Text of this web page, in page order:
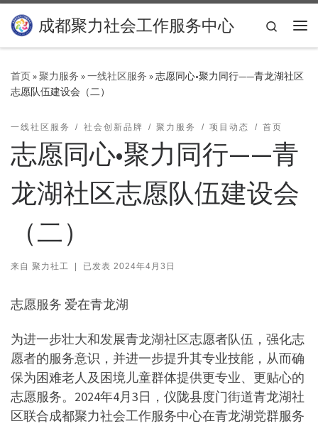
Skip to content
成都聚力社会工作服务中心
Search
首页»聚力服务 »一线社区服务 »志愿同心•聚力同行——青龙湖社区
志愿队伍建设会（二）
一线社区服务 社会创新品牌 聚力服务 项目动态 首页
志愿同心•聚力同行——青
龙湖社区志愿队伍建设会
（二）
来自 聚力社工 | 已发表 2024年4月3日
志愿服务 爱在青龙湖
为进一步壮大和发展青龙湖社区志愿者队伍，强化志
愿者的服务意识，并进一步提升其专业技能，从而确
保为困难老人及困境儿童群体提供更专业、更贴心的
志愿服务。2024年4月3日，仪陇县度门街道青龙湖社
区联合成都聚力社会工作服务中心在青龙湖党群服务